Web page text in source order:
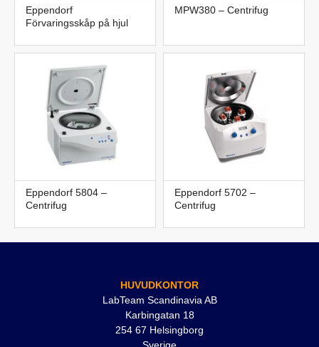
Eppendorf
Förvaringsskåp på hjul
MPW380 – Centrifug
Eppendorf 5804 –
Centrifug
Eppendorf 5702 –
Centrifug
HUVUDKONTOR
LabTeam Scandinavia AB
Karbingatan 18
254 67 Helsingborg